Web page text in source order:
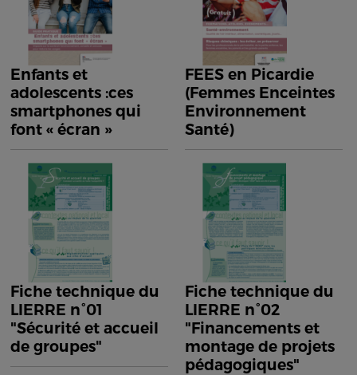
Enfants et
adolescents :ces
smartphones qui
font « écran »
FEES en Picardie
(Femmes Enceintes
Environnement
Santé)
Fiche technique du
LIERRE n°01
"Sécurité et accueil
de groupes"
Fiche technique du
LIERRE n°02
"Financements et
montage de projets
pédagogiques"